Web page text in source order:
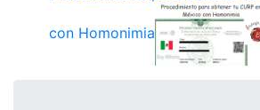
con Homonimia